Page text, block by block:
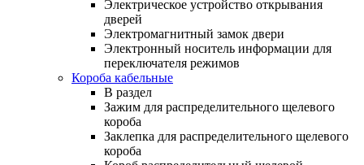
Электрическое устройство открывания
дверей
Электромагнитный замок двери
Электронный носитель информации для
переключателя режимов
Короба кабельные
В раздел
Зажим для распределительного щелевого
короба
Заклепка для распределительного щелевого
короба